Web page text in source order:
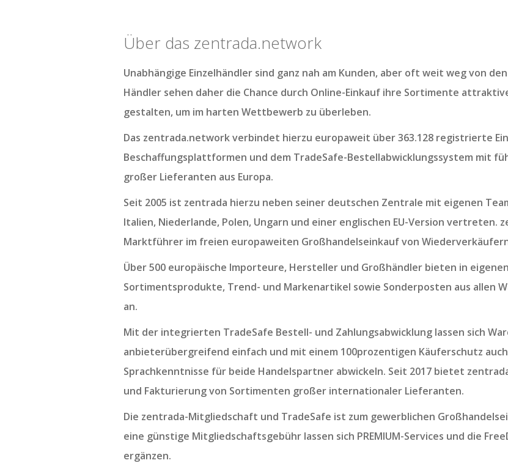
Über das zentrada.network
Unabhängige Einzelhändler sind ganz nah am Kunden, aber oft weit weg von
Händler sehen daher die Chance durch Online-Einkauf ihre Sortimente
gestalten, um im harten Wettbewerb zu überleben.
Das zentrada.network verbindet hierzu europaweit über 363.128 registrierte
Beschaffungsplattformen und dem TradeSafe-Bestellabwicklungssystem mit
großer Lieferanten aus Europa.
Seit 2005 ist zentrada hierzu neben seiner deutschen Zentrale mit eigenen
Italien, Niederlande, Polen, Ungarn und einer englischen EU-Version vertreten.
Marktführer im freien europaweiten Großhandelseinkauf von
Über 500 europäische Importeure, Hersteller und Großhändler bieten in
Sortimentsprodukte, Trend- und Markenartikel sowie Sonderposten aus allen
an.
Mit der integrierten TradeSafe Bestell- und Zahlungsabwicklung lassen sich
anbieterübergreifend einfach und mit einem 100prozentigen Käuferschutz
Sprachkenntnisse für beide Handelspartner abwickeln. Seit 2017 bietet
und Fakturierung von Sortimenten großer internationaler Lieferanten.
Die zentrada-Mitgliedschaft und TradeSafe ist zum gewerblichen
eine günstige Mitgliedschaftsgebühr lassen sich PREMIUM-Services und die
ergänzen.